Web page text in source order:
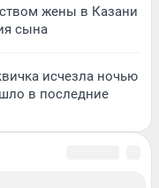
жены в Казани
сына
исчезла ночью
в последние